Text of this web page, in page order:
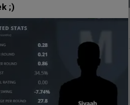
w fazie play-in
;)